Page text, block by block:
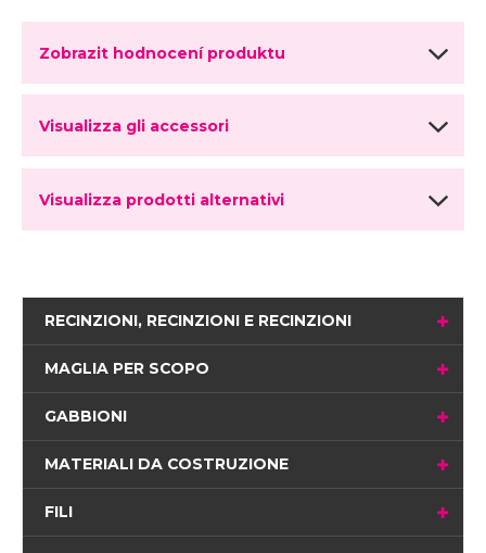
Zobrazit hodnocení produktu
Visualizza gli accessori
Visualizza prodotti alternativi
RECINZIONI, RECINZIONI E RECINZIONI
MAGLIA PER SCOPO
GABBIONI
MATERIALI DA COSTRUZIONE
FILI